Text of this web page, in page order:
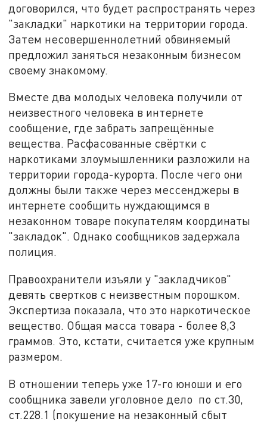
договорился, что будет распространять через
"закладки" наркотики на территории города.
Затем несовершеннолетний обвиняемый
предложил заняться незаконным бизнесом
своему знакомому.
Вместе два молодых человека получили от
неизвестного человека в интернете
сообщение, где забрать запрещённые
вещества. Расфасованные свёртки с
наркотиками злоумышленники разложили на
территории города-курорта. После чего они
должны были также через мессенджеры в
интернете сообщить нуждающимся в
незаконном товаре покупателям координаты
"закладок". Однако сообщников задержала
полиция.
Правоохранители изъяли у "закладчиков"
девять свертков с неизвестным порошком.
Экспертиза показала, что это наркотическое
вещество. Общая масса товара - более 8,3
граммов. Это, кстати, считается уже крупным
размером.
В отношении теперь уже 17-го юноши и его
сообщника завели уголовное дело по ст.30,
ст.228.1 (покушение на незаконный сбыт